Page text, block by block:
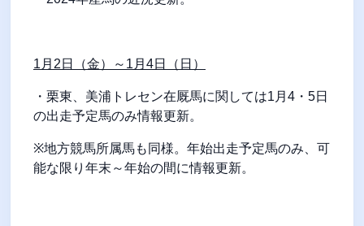
1 月 2 日（金）～ 1 月 4日（日）
・栗東、美浦トレセン在厩馬に関しては1 月 4 ・ 5日
の出走予定馬のみ情報更新。
※地方競馬所属馬も同様。年始出走予定馬のみ、可
能な限り年末～年始の間に情報更新。